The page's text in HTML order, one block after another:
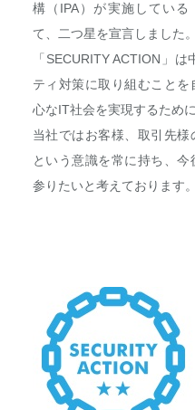
構（IPA）が実施している
て、二つ星を宣言しました。
「SECURITY ACTION」
ティ対策に取り組むこと
心なIT社会を実現するため
当社ではお客様、取引先
という意識を常に持ち、
参りたいと考えております。